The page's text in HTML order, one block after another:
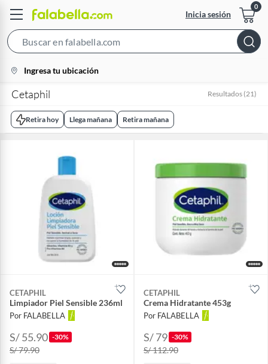
Inicia sesión
Bar
location-
icon
Ingresa tu ubicación
Cetaphil Resultados (21)
Retira hoy Llega mañana Retira mañana
CETAPHIL
Limpiador Piel Sensible 236ml
Por FALABELLA
S/ 55.90 -30%
S/ 79.90
CETAPHIL
Crema Hidratante 453g
Por FALABELLA
S/ 79 -30%
S/ 112.90